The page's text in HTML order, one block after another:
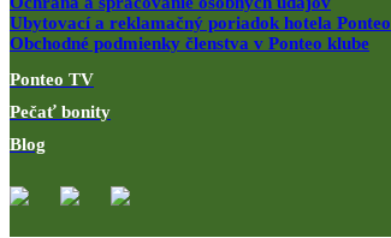
Ubytovací a reklamačný poriadok hotela Ponteo
Obchodné podmienky členstva v Ponteo klube
Ponteo TV
Pečať bonity
Blog